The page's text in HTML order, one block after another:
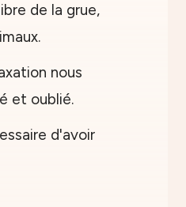
de la grue,
nous
et oublié.
d'avoir